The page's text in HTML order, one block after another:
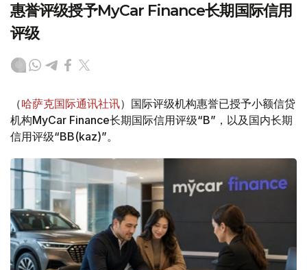
惠誉评级授予MyCar Finance长期国际信用
评级
（哈萨克国际通讯社讯）国际评级机构惠誉已授予小额信贷
机构MyCar Finance长期国际信用评级“B”，以及国内长期
信用评级“BB(kaz)”。